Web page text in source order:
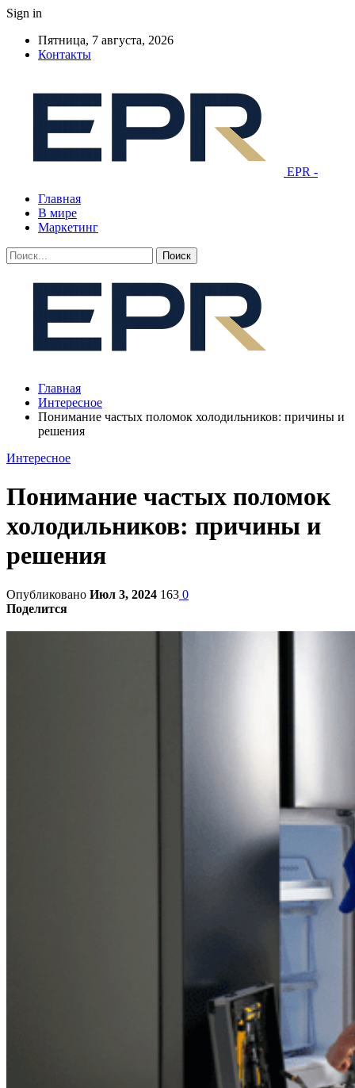
Sign in
Пятница, 7 августа, 2026
Контакты
EPR -
Главная
В мире
Маркетинг
Главная
Интересное
Понимание частых поломок холодильников: причины и
решения
Интересное
Понимание частых поломок
холодильников: причины и
решения
Опубликовано Июл 3, 2024 163 0
Поделится